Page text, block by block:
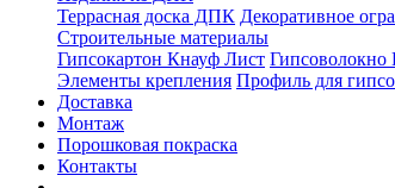
Террасная доска ДПК Декоративное
Строительные материалы
Гипсокартон Кнауф Лист Гипсоволокно
Элементы крепления Профиль для
Доставка
Монтаж
Порошковая покраска
Контакты